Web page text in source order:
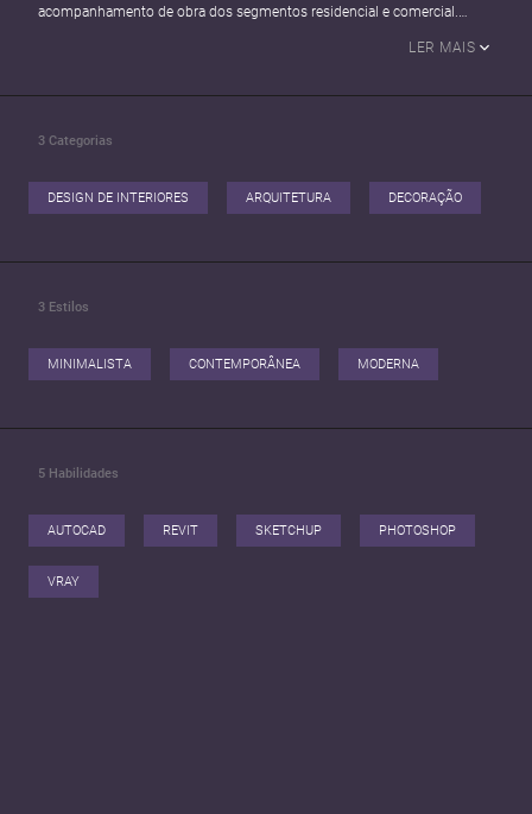
acompanhamento de obra dos segmentos residencial e comercial.
LER MAIS
3 Categorias
DESIGN DE INTERIORES ARQUITETURA DECORAÇÃO
3 Estilos
MINIMALISTA CONTEMPORÂNEA MODERNA
5 Habilidades
AUTOCAD REVIT SKETCHUP PHOTOSHOP
VRAY